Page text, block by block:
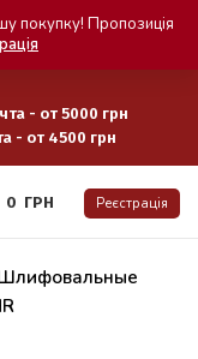
- от 5000 грн
- от 4500 грн
0 ГРН Реєстрація
покупку! Пропозиція